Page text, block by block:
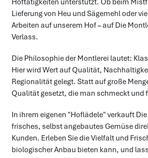
für nachhaltige
Wir sind stolz darauf, Die Montlerei als
unserer Seite zu haben. Die Montlerei ist
Hoftätigkeiten unterstützt. Ob beim
Lieferung von Heu und Sägemehl oder
Arbeiten auf unserem Hof – auf Die
Verlass.
Die Philosophie der Montlerei lautet:
Hier wird Wert auf Qualität,
Regionalität gelegt. Statt auf große
Qualität gesetzt, die man schmeckt und